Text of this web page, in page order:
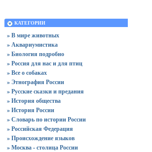
КАТЕГОРИИ
» В мире животных
» Аквариумистика
» Биология подробно
» Россия для нас и для птиц
» Все о собаках
» Этнография России
» Русские сказки и предания
» История общества
» История России
» Словарь по истории России
» Российская Федерация
» Происхождение языков
» Москва - столица России